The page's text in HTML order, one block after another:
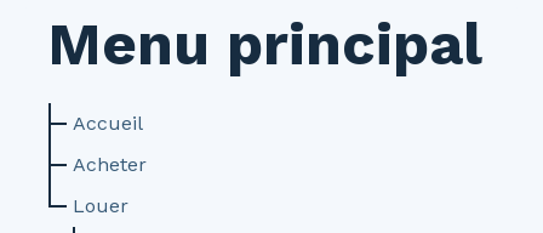
Menu principal
Accueil
Acheter
Louer